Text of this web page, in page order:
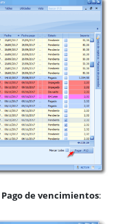
Pago de vencimientos: